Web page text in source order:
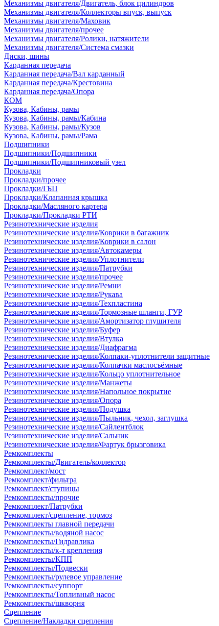
Механизмы двигателя/Двигатель, блок цилиндров
Механизмы двигателя/Коллекторы впуск, выпуск
Механизмы двигателя/Маховик
Механизмы двигателя/прочее
Механизмы двигателя/Ролики, натяжители
Механизмы двигателя/Система смазки
Диски, шины
Карданная передача
Карданная передача/Вал карданный
Карданная передача/Крестовина
Карданная передача/Опора
КОМ
Кузова, Кабины, рамы
Кузова, Кабины, рамы/Кабина
Кузова, Кабины, рамы/Кузов
Кузова, Кабины, рамы/Рама
Подшипники
Подшипники/Подшипники
Подшипники/Подшипниковый узел
Прокладки
Прокладки/прочее
Прокладки/ГБЦ
Прокладки/Клапанная крышка
Прокладки/Масляного картера
Прокладки/Прокладки РТИ
Резинотехнические изделия
Резинотехнические изделия/Коврики в багажник
Резинотехнические изделия/Коврики в салон
Резинотехнические изделия/Автокамеры
Резинотехнические изделия/Уплотнители
Резинотехнические изделия/Патрубки
Резинотехнические изделия/прочее
Резинотехнические изделия/Ремни
Резинотехнические изделия/Рукава
Резинотехнические изделия/Техпластина
Резинотехнические изделия/Тормозные шланги, ГУР
Резинотехнические изделия/Амортизатор глушителя
Резинотехнические изделия/Буфер
Резинотехнические изделия/Втулка
Резинотехнические изделия/Диафрагма
Резинотехнические изделия/Колпаки-уплотнители защитные
Резинотехнические изделия/Колпачки маслосъёмные
Резинотехнические изделия/Кольцо уплотнительное
Резинотехнические изделия/Манжеты
Резинотехнические изделия/Напольное покрытие
Резинотехнические изделия/Опора
Резинотехнические изделия/Подушка
Резинотехнические изделия/Пыльник, чехол, заглушка
Резинотехнические изделия/Сайлентблок
Резинотехнические изделия/Сальник
Резинотехнические изделия/Фартук брызговика
Ремкомплекты
Ремкомплекты/Двигатель/коллектор
Ремкомплект/мост
Ремкомплект/фильтра
Ремкомплект/ступицы
Ремкомплекты/прочие
Ремкомплект/Патрубки
Ремкомплект/сцепление, тормоз
Ремкомплекты главной передачи
Ремкомплекты/водяной насос
Ремкомплекты/Гидравлика
Ремкомплекты/к-т крепления
Ремкомплекты/КПП
Ремкомплекты/Подвески
Ремкомплекты/рулевое управление
Ремкомплекты/суппорт
Ремкомплекты/Топливный насос
Ремкомплекты/шкворня
Сцепление
Сцепление/Накладки сцепления